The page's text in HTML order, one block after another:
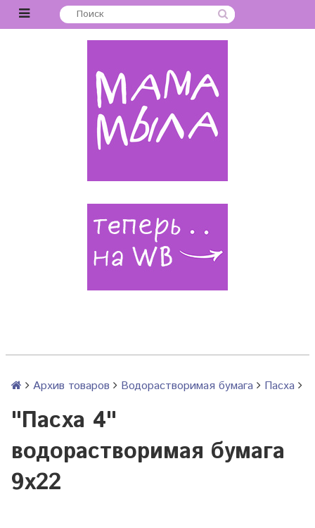
Архив товаров Водорастворимая бумага Пасха
"Пасха 4"
водорастворимая бумага
9х22